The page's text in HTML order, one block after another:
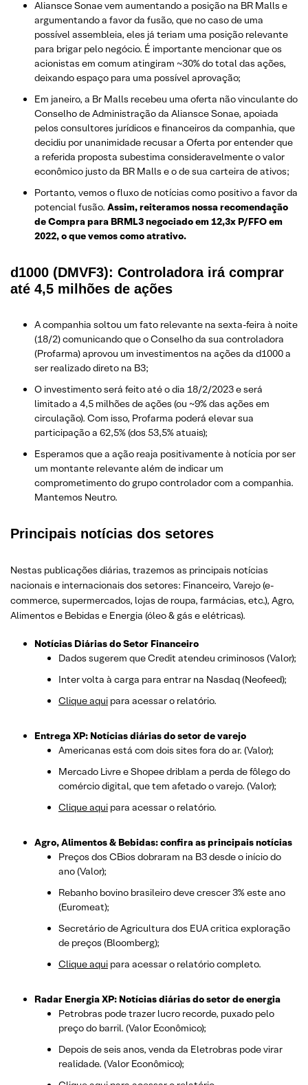
Aliansce Sonae vem aumentando a posição na BR Malls e
argumentando a favor da fusão, que no caso de uma
possível assembleia, eles já teriam uma posição relevante
para brigar pelo negócio. É importante mencionar que os
acionistas em comum atingiram ~30% do total das ações,
deixando espaço para uma possível aprovação;
Em janeiro, a Br Malls recebeu uma oferta não vinculante do
Conselho de Administração da Aliansce Sonae, apoiada
pelos consultores jurídicos e financeiros da companhia, que
decidiu por unanimidade recusar a Oferta por entender que
a referida proposta subestima consideravelmente o valor
econômico justo da BR Malls e o de sua carteira de ativos;
Portanto, vemos o fluxo de notícias como positivo a favor da
potencial fusão. Assim, reiteramos nossa recomendação
de Compra para BRML3 negociado em 12,3x P/FFO em
2022, o que vemos como atrativo.
d1000 (DMVF3): Controladora irá comprar
até 4,5 milhões de ações
A companhia soltou um fato relevante na sexta-feira à noite
(18/2) comunicando que o Conselho da sua controladora
(Profarma) aprovou um investimentos na ações da d1000 a
ser realizado direto na B3;
O investimento será feito até o dia 18/2/2023 e será
limitado a 4,5 milhões de ações (ou ~9% das ações em
circulação). Com isso, Profarma poderá elevar sua
participação a 62,5% (dos 53,5% atuais);
Esperamos que a ação reaja positivamente à notícia por ser
um montante relevante além de indicar um
comprometimento do grupo controlador com a companhia.
Mantemos Neutro.
Principais notícias dos setores
Nestas publicações diárias, trazemos as principais notícias
nacionais e internacionais dos setores: Financeiro, Varejo(e-
commerce, supermercados, lojas de roupa, farmácias, etc.), Agro,
Alimentos e Bebidas e Energia (óleo & gás e elétricas).
Notícias Diárias do Setor Financeiro
Dados sugerem que Credit atendeu criminosos (Valor);
Inter volta à carga para entrar na Nasdaq (Neofeed);
Clique aqui para acessar o relatório.
Entrega XP: Notícias diárias do setor de varejo
Americanas está com dois sites fora do ar. (Valor);
Mercado Livre e Shopee driblam a perda de fôlego do
comércio digital, que tem afetado o varejo. (Valor);
Clique aqui para acessar o relatório.
Agro, Alimentos & Bebidas: confira as principais notícias
Preços dos CBios dobraram na B3 desde o início do
ano (Valor);
Rebanho bovino brasileiro deve crescer 3% este ano
(Euromeat);
Secretário de Agricultura dos EUA critica exploração
de preços (Bloomberg);
Clique aqui para acessar o relatório completo.
Radar Energia XP: Notícias diárias do setor de energia
Petrobras pode trazer lucro recorde, puxado pelo
preço do barril. (Valor Econômico);
Depois de seis anos, venda da Eletrobras pode virar
realidade. (Valor Econômico);